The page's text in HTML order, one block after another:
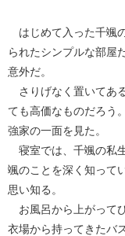
はじめて入った千颯
られたシンプルな部屋
意外だ。
さりげなく置いてあ
ても高価なものだろう
強家の一面を見た。
寝室では、千颯の私
颯のことを深く知って
思い知る。
お風呂から上がって
衣場から持ってきたバ